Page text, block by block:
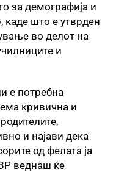
за демографија и
каде што е утврден
во делот на
и
е потребна
кривична и
и најави дека
од фелата ја
веднаш ќе